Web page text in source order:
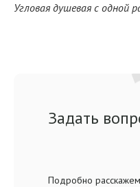
Угловая душевая с одной
Задать
Подробно